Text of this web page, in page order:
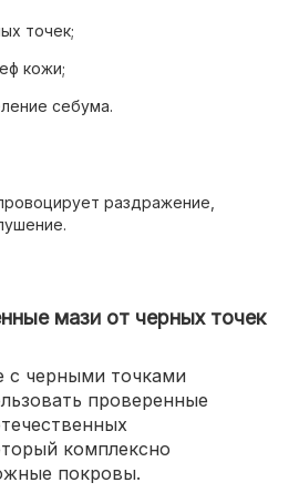
точек;
кожи;
себума.
раздражение,
мази от черных точек
с черными точками
проверенные
комплексно
покровы.